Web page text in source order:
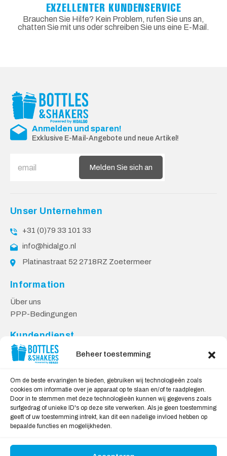
Beheer toestemming
Om de beste ervaringen te bieden, gebruiken wij technologieën zoals
cookies om informatie over je apparaat op te slaan en/of te raadplegen.
Door in te stemmen met deze technologieën kunnen wij gegevens zoals
surfgedrag of unieke ID's op deze site verwerken. Als je geen toestemming
geeft of uw toestemming intrekt, kan dit een nadelige invloed hebben op
bepaalde functies en mogelijkheden.
EXZELLENTER KUNDENSERVICE
Brauchen Sie Hilfe? Kein Problem, rufen Sie uns an,
chatten Sie mit uns oder schreiben Sie uns eine E-Mail.
Anmelden und sparen!
Exklusive E-Mail-Angebote und neue Artikel!
Melden Sie sich an
Unser Unternehmen
+31 (0)79 33 101 33
info@hidalgo.nl
Platinastraat 52 2718RZ Zoetermeer
Information
Über uns
PPP-Bedingungen
Kundendienst
Kontakt
Lieferung & Rücksendungen
Datenschutzbestimmungen
Sicheres Einkaufen
Mein Konto
Wir akzeptieren